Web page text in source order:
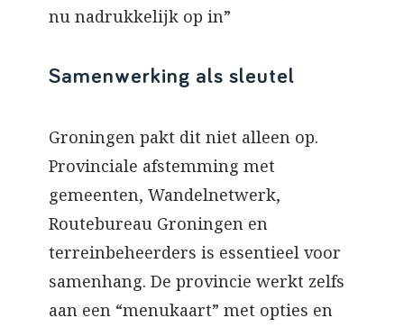
nu nadrukkelijk op in”
Samenwerking als sleutel
Groningen pakt dit niet alleen op.
Provinciale afstemming met
gemeenten, Wandelnetwerk,
Routebureau Groningen en
terreinbeheerders is essentieel voor
samenhang. De provincie werkt zelfs
aan een “menukaart” met opties en